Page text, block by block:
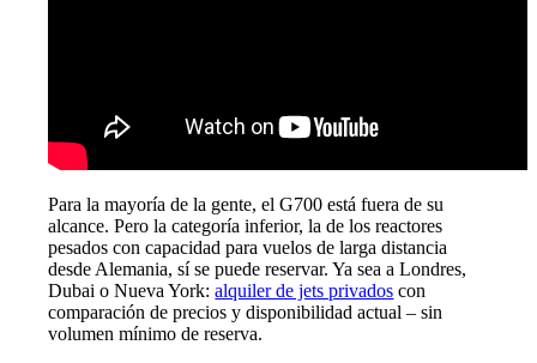
Para la mayoría de la gente, el G700 está fuera de su
alcance. Pero la categoría inferior, la de los reactores
pesados con capacidad para vuelos de larga distancia
desde Alemania, sí se puede reservar. Ya sea a Londres,
Dubai o Nueva York:alquiler de jets privados con
comparación de precios y disponibilidad actual – sin
volumen mínimo de reserva.